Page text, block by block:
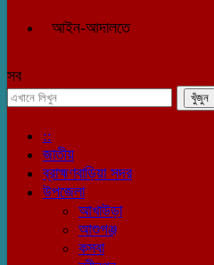
আইন-আদালতে
সব
::
জাতীয়
ব্রাহ্মণবাড়িয়া সদর
উপজেলা
আখাউড়া
আশুগঞ্জ
কসবা